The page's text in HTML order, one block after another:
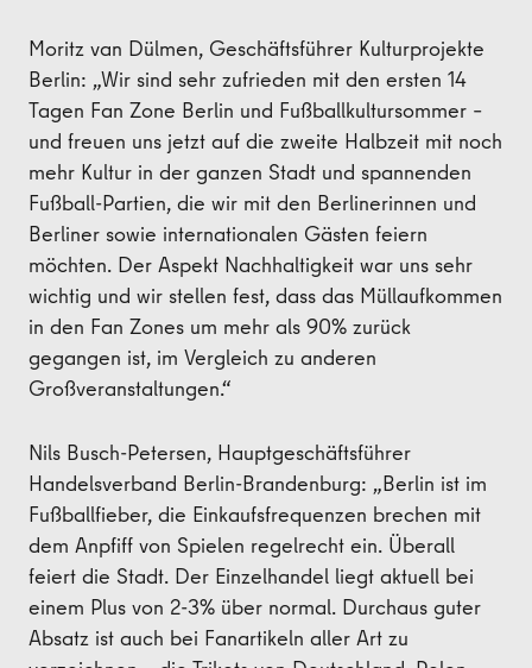
Moritz van Dülmen, Geschäftsführer Kulturprojekte
Berlin: „Wir sind sehr zufrieden mit den ersten 14
Tagen Fan Zone Berlin und Fußballkultursommer –
und freuen uns jetzt auf die zweite Halbzeit mit noch
mehr Kultur in der ganzen Stadt und spannenden
Fußball-Partien, die wir mit den Berlinerinnen und
Berliner sowie internationalen Gästen feiern
möchten. Der Aspekt Nachhaltigkeit war uns sehr
wichtig und wir stellen fest, dass das Müllaufkommen
in den Fan Zones um mehr als 90% zurück
gegangen ist, im Vergleich zu anderen
Großveranstaltungen.“
Nils Busch-Petersen, Hauptgeschäftsführer
Handelsverband Berlin-Brandenburg: „Berlin ist im
Fußballfieber, die Einkaufsfrequenzen brechen mit
dem Anpfiff von Spielen regelrecht ein. Überall
feiert die Stadt. Der Einzelhandel liegt aktuell bei
einem Plus von 2-3% über normal. Durchaus guter
Absatz ist auch bei Fanartikeln aller Art zu